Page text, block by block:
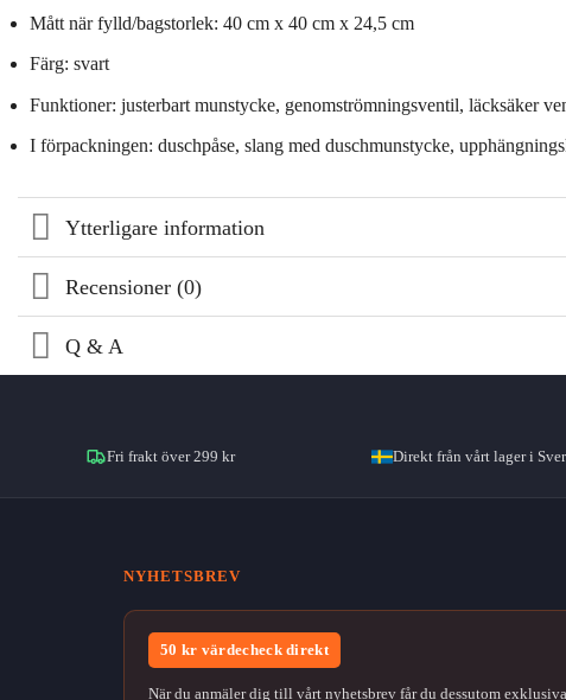
Mått när fylld/bagstorlek: 40 cm x 40 cm x 24,5 cm
Färg: svart
Funktioner: justerbart munstycke, genomströmningsventil, läcksäker
I förpackningen: duschpåse, slang med duschmunstycke,
Ytterligare information
Recensioner (0)
Q & A
Fri frakt över 299 kr Direkt från vårt lager i
NYHETSBREV
50 kr värdecheck direkt
När du anmäler dig till vårt nyhetsbrev får du dessutom exklusiva